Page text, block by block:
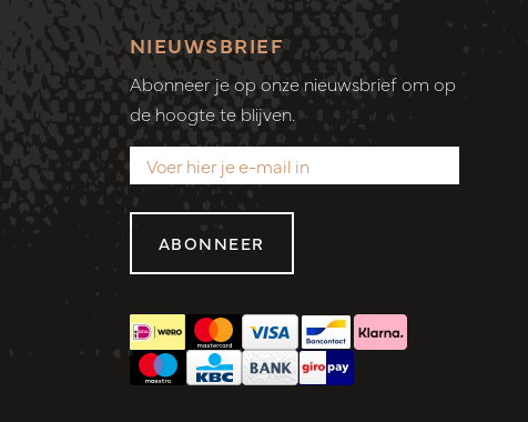
NIEUWSBRIEF
Abonneer je op onze nieuwsbrief om op
de hoogte te blijven.
ABONNEER